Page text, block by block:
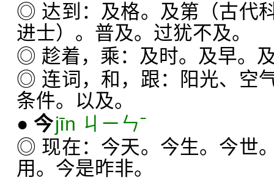
◎ 达到：及格。及第（古代
进士）。普及。过犹不及。
◎ 趁着，乘：及时。及早。
◎ 连词，和，跟：阳光、空
条件。以及。
● 今jīn ㄐㄧㄣˉ
◎ 现在：今天。今生。今世
用。今是昨非。